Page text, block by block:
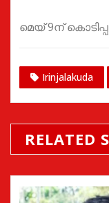
മെയ് 9ന്
Irinjalakuda
RELATED